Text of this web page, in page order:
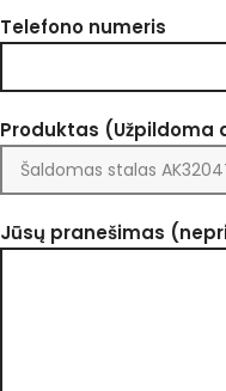
Telefono numeris
Produktas (Užpildoma
Jūsų pranešimas